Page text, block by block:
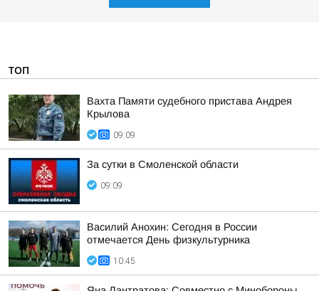
ТОП
Вахта Памяти судебного пристава Андрея
Крылова
09:09
За сутки в Смоленской области
09:09
Василий Анохин: Сегодня в России
отмечается День физкультурника
10:45